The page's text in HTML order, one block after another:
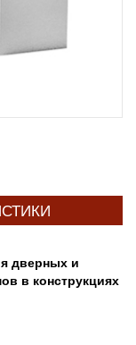
дверных и
в конструкциях